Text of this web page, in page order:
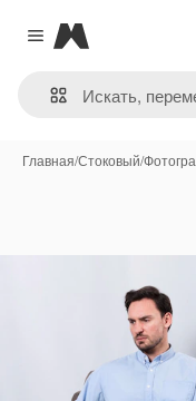
Close menu
Magnific
Главная/Стоковый/